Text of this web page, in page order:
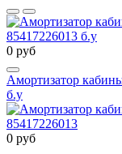
0 руб
Амортизатор
б.у
0 руб